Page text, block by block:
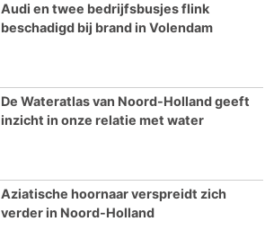
Audi en twee bedrijfsbusjes flink
beschadigd bij brand in Volendam
De Wateratlas van Noord-Holland geeft
inzicht in onze relatie met water
Aziatische hoornaar verspreidt zich
verder in Noord-Holland